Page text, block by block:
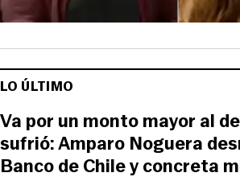
LO ÚLTIMO
Va por un monto mayor al
sufrió: Amparo Noguera
Banco de Chile y concreta